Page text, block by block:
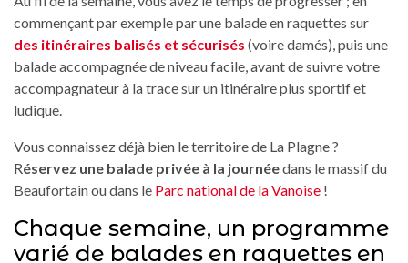
commençant par exemple par une balade en raquettes sur
des itinéraires balisés et sécurisés (voire damés), puis une
balade accompagnée de niveau facile, avant de suivre votre
accompagnateur à la trace sur un itinéraire plus sportif et
ludique.
Vous connaissez déjà bien le territoire de La Plagne ?
Réservez une balade privée à la journéedans le massif du
Beaufortain ou dans le Parc national de la Vanoise !
Chaque semaine, un programme
varié de balades en raquettes en